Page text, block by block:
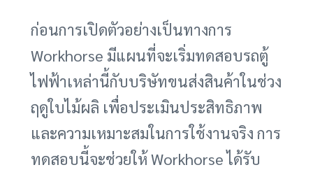
ก่อนการเปิดตัวอย่างเป็นทางการ
Workhorse มีแผนที่จะเริ่มทดสอบรถตู้
ไฟฟ้าเหล่านี้กับบริษัทขนส่งสินค้าในช่วง
ฤดูใบไม้ผลิ เพื่อประเมินประสิทธิภาพ
และความเหมาะสมในการใช้งานจริง การ
ทดสอบนี้จะช่วยให้ Workhorse ได้รับ